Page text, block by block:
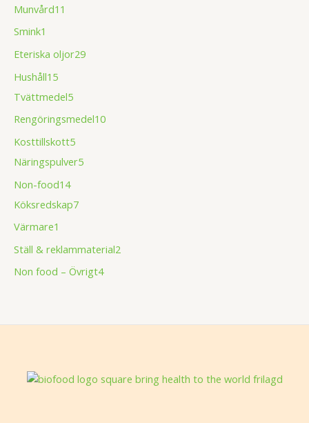
Munvård11
Smink1
Eteriska oljor29
Hushåll15
Tvättmedel5
Rengöringsmedel10
Kosttillskott5
Näringspulver5
Non-food14
Köksredskap7
Värmare1
Ställ & reklammaterial2
Non food – Övrigt4